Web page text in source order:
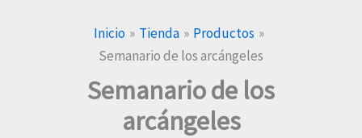
Inicio Tienda
Productos
Semanario de los arcángeles
Semanario de los
arcángeles